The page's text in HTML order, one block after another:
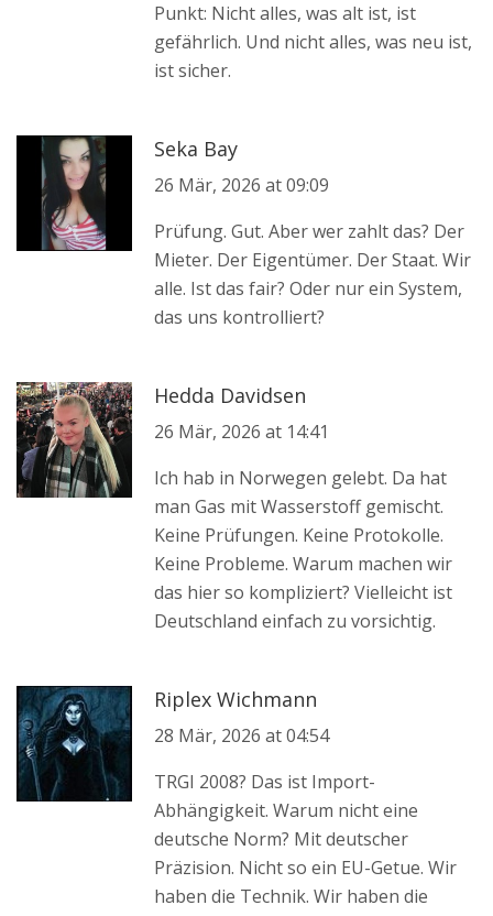
Punkt: Nicht alles, was alt ist, ist
gefährlich. Und nicht alles, was neu ist,
ist sicher.
Seka Bay
26 Mär, 2026 at 09:09
Prüfung. Gut. Aber wer zahlt das? Der
Mieter. Der Eigentümer. Der Staat. Wir
alle. Ist das fair? Oder nur ein System,
das uns kontrolliert?
Hedda Davidsen
26 Mär, 2026 at 14:41
Ich hab in Norwegen gelebt. Da hat
man Gas mit Wasserstoff gemischt.
Keine Prüfungen. Keine Protokolle.
Keine Probleme. Warum machen wir
das hier so kompliziert? Vielleicht ist
Deutschland einfach zu vorsichtig.
Riplex Wichmann
28 Mär, 2026 at 04:54
TRGI 2008? Das ist Import-
Abhängigkeit. Warum nicht eine
deutsche Norm? Mit deutscher
Präzision. Nicht so ein EU-Getue. Wir
haben die Technik. Wir haben die